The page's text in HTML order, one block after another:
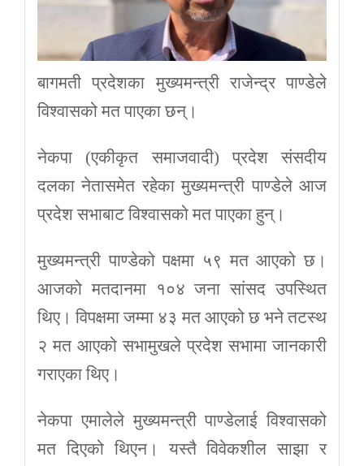
बागमती प्रदेशका मुख्यमन्त्री राजेन्द्र पाण्डेले
विश्वासको मत पाएका छन्।
नेकपा (एकीकृत समाजवादी) प्रदेश संसदीय
दलका नेतासमेत रहेका मुख्यमन्त्री पाण्डेले आज
प्रदेश सभाबाट विश्वासको मत पाएका हुन्।
मुख्यमन्त्री पाण्डेको पक्षमा ५९ मत आएको छ।
आजको मतदानमा १०४ जना सांसद उपस्थित
थिए। विपक्षमा जम्मा ४३ मत आएको छ भने तटस्थ
२ मत आएको सभामुखले प्रदेश सभामा जानकारी
गराएका थिए।
नेकपा एमालेले मुख्यमन्त्री पाण्डेलाई विश्वासको
मत दिएको थिएन। यस्तै विवेकशील साझा र